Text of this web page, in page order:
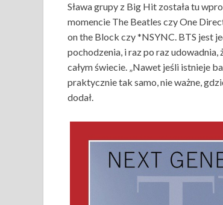
Sława grupy z Big Hit została tu
momencie The Beatles czy One
on the Block czy *NSYNC. BTS jest
pochodzenia, i raz po raz udowadnia,
całym świecie. „Nawet jeśli istnieje
praktycznie tak samo, nie ważne,
dodał.